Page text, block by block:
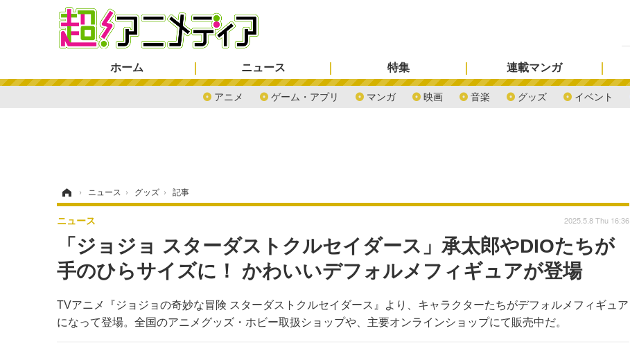
ホーム ニュース
アニメ ゲーム・アプリ マンガ 映画 音楽 グッズ イベント
特集 連載マンガ
› ニュース › グッズ › 記事
「ジョジョ スターダストクルセイダース」承太郎やDIOたちが
手のひらサイズに！ かわいいデフォルメフィギュアが登場
TVアニメ『ジョジョの奇妙な冒険 スターダストクルセイダース』より、キャラクターたちがデフォルメフィギュア
になって登場。全国のアニメグッズ・ホビー取扱ショップや、主要オンラインショップにて販売中だ。
ニュース 2025.5.8 Thu 16:36